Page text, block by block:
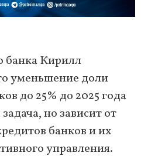
банка Кирилл
уменьшение доли
до 25% до 2025 года
но зависит от
банков и их
управления.